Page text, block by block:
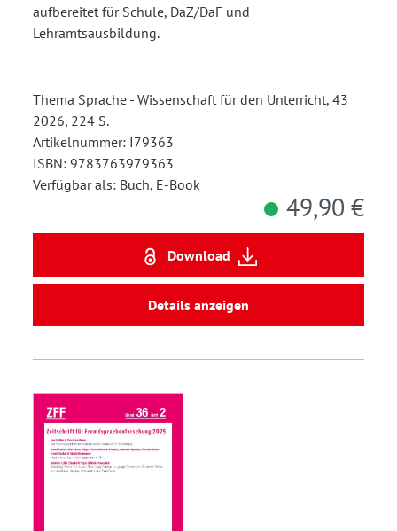
aufbereitet für Schule, DaZ/DaF und
Lehramtsausbildung.
Thema Sprache - Wissenschaft für den Unterricht, 43
2026, 224 S.
Artikelnummer: I79363
ISBN: 9783763979363
Verfügbar als: Buch, E-Book
49,90 €
Download
Details anzeigen